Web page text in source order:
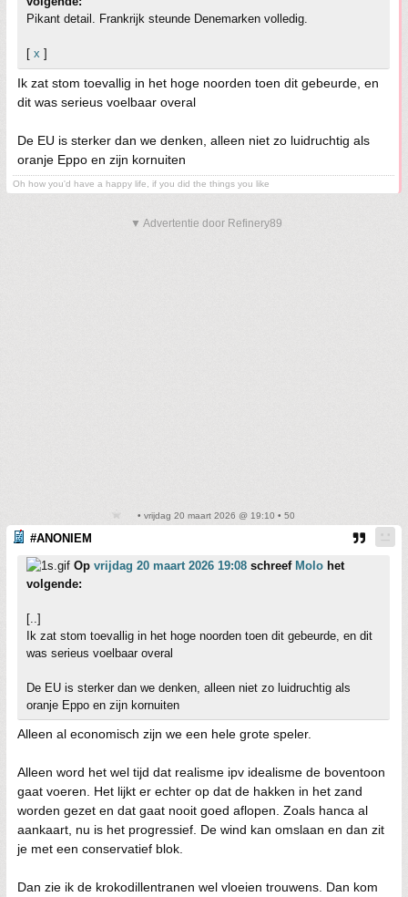
Pikant detail. Frankrijk steunde Denemarken volledig.
[ x ]
Ik zat stom toevallig in het hoge noorden toen dit gebeurde, en
dit was serieus voelbaar overal
De EU is sterker dan we denken, alleen niet zo luidruchtig als
oranje Eppo en zijn kornuiten
Oh how you'd have a happy life, if you did the things you like
▼ Advertentie door Refinery89
• vrijdag 20 maart 2026 @ 19:10 • 50
#ANONIEM
Op vrijdag 20 maart 2026 19:08 schreef Molo het
volgende:
[..]
Ik zat stom toevallig in het hoge noorden toen dit gebeurde, en dit
was serieus voelbaar overal
De EU is sterker dan we denken, alleen niet zo luidruchtig als
oranje Eppo en zijn kornuiten
Alleen al economisch zijn we een hele grote speler.
Alleen word het wel tijd dat realisme ipv idealisme de boventoon
gaat voeren. Het lijkt er echter op dat de hakken in het zand
worden gezet en dat gaat nooit goed aflopen. Zoals hanca al
aankaart, nu is het progressief. De wind kan omslaan en dan zit
je met een conservatief blok.
Dan zie ik de krokodillentranen wel vloeien trouwens. Dan kom